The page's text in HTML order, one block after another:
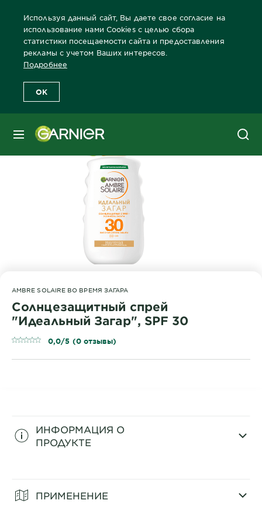
Используя данный сайт, Вы даете свое согласие на
использование нами Cookies с целью сбора
статистики посещаемости сайта и предоставления
рекламы с учетом Ваших интересов.
Подробнее
OK
МЕНЮ
Главная Защита от солнца
AMBRE SOLAIRE ВО ВРЕМЯ ЗАГАРА
Солнцезащитный спрей
"Идеальный Загар", SPF 30
0,0/5 (0 отзывы)
ИНФОРМАЦИЯ О
ПРОДУКТЕ
ПРИМЕНЕНИЕ